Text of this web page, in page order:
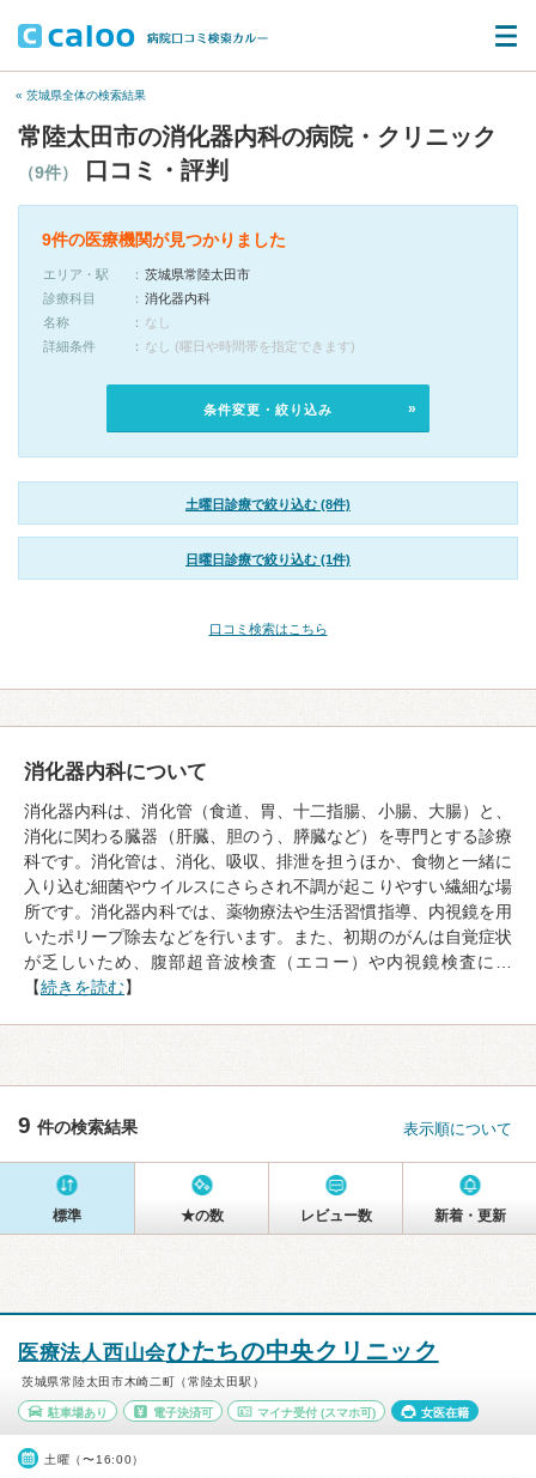
« 茨城県全体の検索結果
常陸太田市の消化器内科の病院・クリニック
（9件） 口コミ・評判
9件の医療機関が見つかりました
エリア・駅
茨城県常陸太田市
診療科目
消化器内科
名称
なし
詳細条件
なし (曜日や時間帯を指定できます)
条件変更・絞り込み
土曜日診療で絞り込む (8件)
日曜日診療で絞り込む (1件)
口コミ検索はこちら
消化器内科について
消化器内科は、消化管（食道、胃、十二指腸、小腸、大腸）と、
消化に関わる臓器（肝臓、胆のう、膵臓など）を専門とする診療
科です。消化管は、消化、吸収、排泄を担うほか、食物と一緒に
入り込む細菌やウイルスにさらされ不調が起こりやすい繊細な場
所です。消化器内科では、薬物療法や生活習慣指導、内視鏡を用
いたポリープ除去などを行います。また、初期のがんは自覚症状
が乏しいため、腹部超音波検査（エコー）や内視鏡検査に…
【続きを読む】
9 件の検索結果 表示順について
標準 ★の数 レビュー数 新着・更新
医療法人西山会ひたちの中央クリニック
茨城県常陸太田市木崎二町（常陸太田駅）
駐車場あり 電子決済可 マイナ受付 (スマホ可) 女医在籍
土曜（〜16:00）